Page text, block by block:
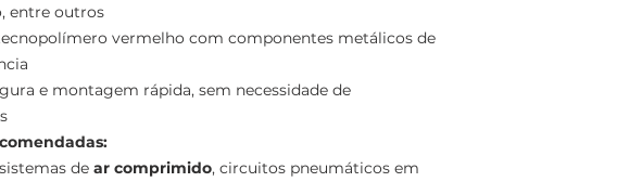
entre outros
vermelho com componentes metálicos de
e montagem rápida, sem necessidade de
de ar comprimido, circuitos pneumáticos em